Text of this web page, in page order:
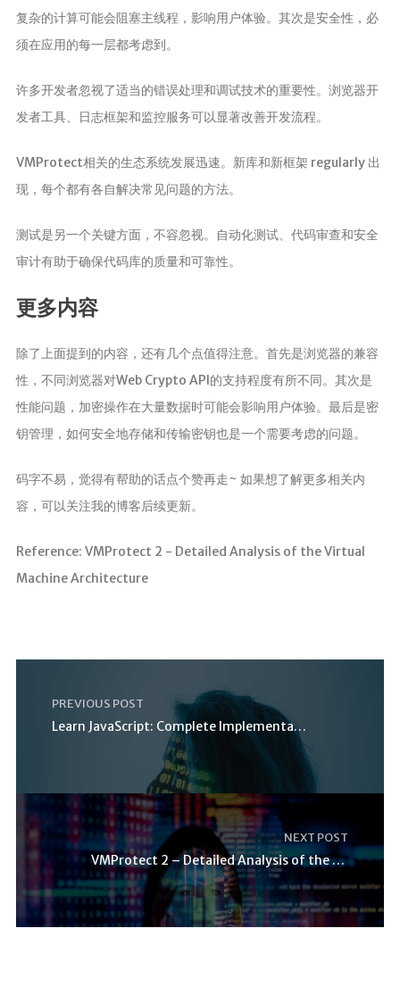
复杂的计算可能会阻塞主线程，影响用户体验。其次是安全性，必
须在应用的每一层都考虑到。
许多开发者忽视了适当的错误处理和调试技术的重要性。浏览器开
发者工具、日志框架和监控服务可以显著改善开发流程。
VMProtect相关的生态系统发展迅速。新库和新框架 regularly 出
现，每个都有各自解决常见问题的方法。
测试是另一个关键方面，不容忽视。自动化测试、代码审查和安全
审计有助于确保代码库的质量和可靠性。
更多内容
除了上面提到的内容，还有几个点值得注意。首先是浏览器的兼容
性，不同浏览器对Web Crypto API的支持程度有所不同。其次是
性能问题，加密操作在大量数据时可能会影响用户体验。最后是密
钥管理，如何安全地存储和传输密钥也是一个需要考虑的问题。
码字不易，觉得有帮助的话点个赞再走~ 如果想了解更多相关内
容，可以关注我的博客后续更新。
Reference: VMProtect 2 - Detailed Analysis of the Virtual
Machine Architecture
PREVIOUS POST
Learn JavaScript: Complete Implementation Guide
NEXT POST
VMProtect 2 – Detailed Analysis of the Virtual Mac